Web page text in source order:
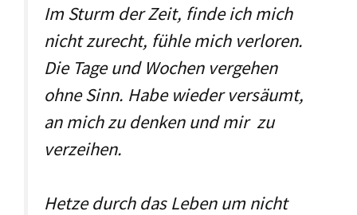
Im Sturm der Zeit, finde ich mich
nicht zurecht, fühle mich verloren.
Die Tage und Wochen vergehen
ohne Sinn. Habe wieder versäumt,
an mich zu denken und mir zu
verzeihen.
Hetze durch das Leben um nicht